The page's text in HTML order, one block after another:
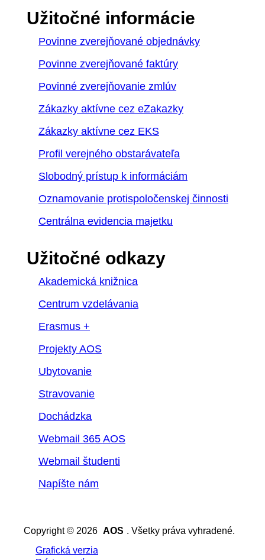
Užitočné informácie
Povinne zverejňované objednávky
Povinne zverejňované faktúry
Povinné zverejňovanie zmlúv
Zákazky aktívne cez eZakazky
Zákazky aktívne cez EKS
Profil verejného obstarávateľa
Slobodný prístup k informáciám
Oznamovanie protispoločenskej činnosti
Centrálna evidencia majetku
Užitočné odkazy
Akademická knižnica
Centrum vzdelávania
Erasmus +
Projekty AOS
Ubytovanie
Stravovanie
Dochádzka
Webmail 365 AOS
Webmail študenti
Napíšte nám
Copyright © 2026 AOS . Všetky práva vyhradené.
Grafická verzia